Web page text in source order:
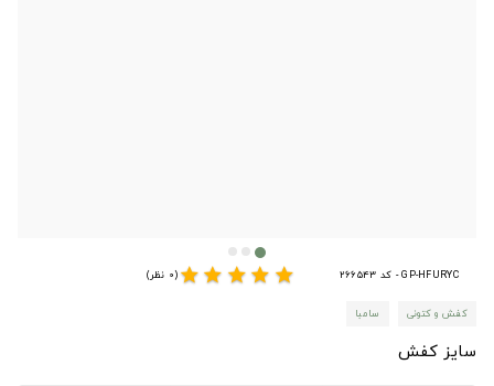
GP-HFURYC - کد 266543 star
star
star
star
star(0 نظر)
کفش و کتونی سامبا
سایز کفش